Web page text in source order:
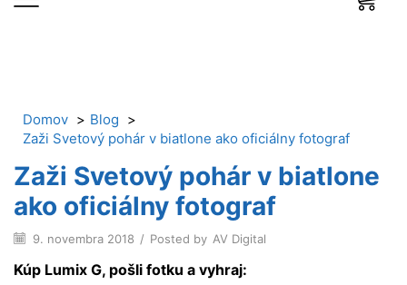
Domov
Blog
Zaži Svetový pohár v biatlone ako oficiálny fotograf
Zaži Svetový pohár v biatlone
ako oficiálny fotograf
9. novembra 2018 / Posted by AV Digital
Kúp Lumix G, pošli fotku a vyhraj: